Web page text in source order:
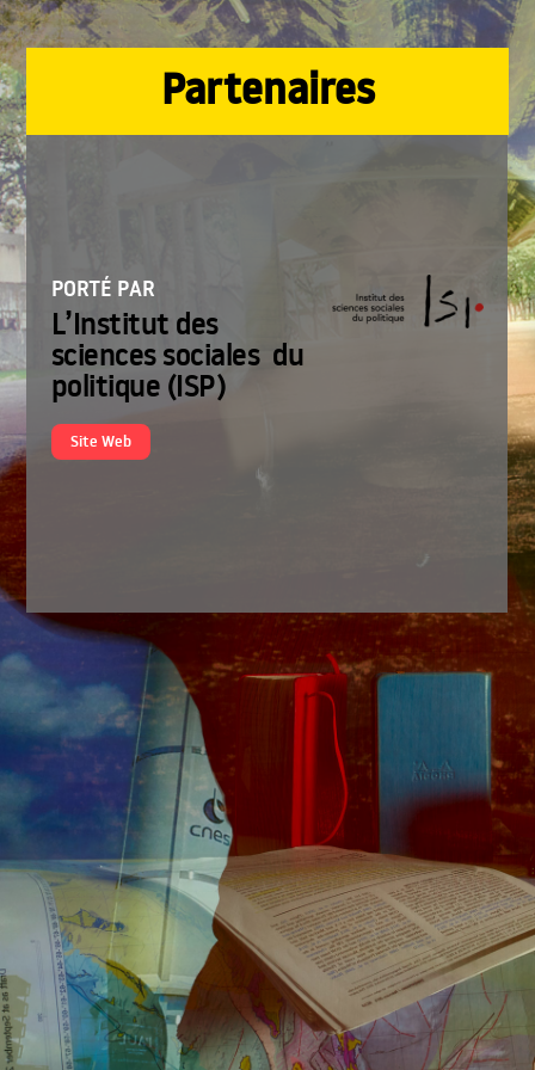
Skip
to
content
Partenaires
PORTÉ PAR
L’Institut des
sciences sociales du
politique (ISP)
Site Web
Back
To
Top